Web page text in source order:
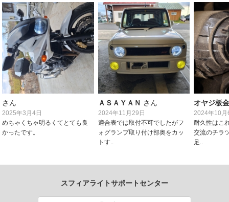
さん
2025年3月4日
めちゃくちゃ明るくてとても良
かったです。
ＡＳＡＹＡＮ さん
2024年11月29日
適合表では取付不可でしたがフ
ォグランプ取り付け部奥をカッ
トす..
オヤジ板金
2024年10月
耐久性はこ
交流のチラ
足..
スフィアライトサポートセンター